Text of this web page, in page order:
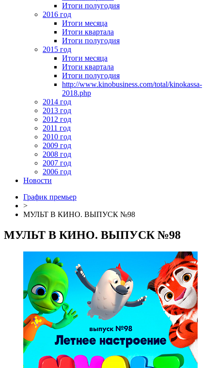
Итоги полугодия
2016 год
Итоги месяца
Итоги квартала
Итоги полугодия
2015 год
Итоги месяца
Итоги квартала
Итоги полугодия
http://www.kinobusiness.com/total/kinokassa-
2018.php
2014 год
2013 год
2012 год
2011 год
2010 год
2009 год
2008 год
2007 год
2006 год
Новости
График премьер
>
МУЛЬТ В КИНО. ВЫПУСК №98
МУЛЬТ В КИНО. ВЫПУСК №98